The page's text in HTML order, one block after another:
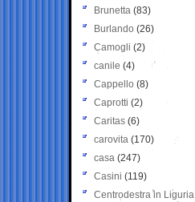
Brunetta (83)
Burlando (26)
Camogli (2)
canile (4)
Cappello (8)
Caprotti (2)
Caritas (6)
carovita (170)
casa (247)
Casini (119)
Centrodestra in Liguria